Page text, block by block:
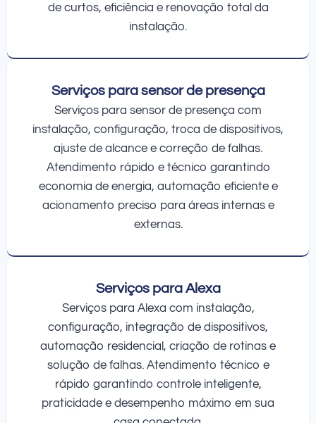
de curtos, eficiência e renovação total da
instalação.
Serviços para sensor de presença
Serviços para sensor de presença com
instalação, configuração, troca de dispositivos,
ajuste de alcance e correção de falhas.
Atendimento rápido e técnico garantindo
economia de energia, automação eficiente e
acionamento preciso para áreas internas e
externas.
Serviços para Alexa
Serviços para Alexa com instalação,
configuração, integração de dispositivos,
automação residencial, criação de rotinas e
solução de falhas. Atendimento técnico e
rápido garantindo controle inteligente,
praticidade e desempenho máximo em sua